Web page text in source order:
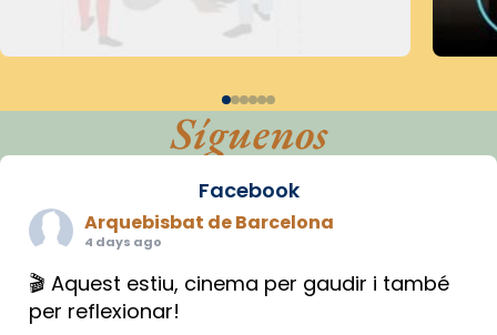
Síguenos
Facebook
Arquebisbat de Barcelona
4 days ago
🎬 Aquest estiu, cinema per gaudir i també
per reflexionar!